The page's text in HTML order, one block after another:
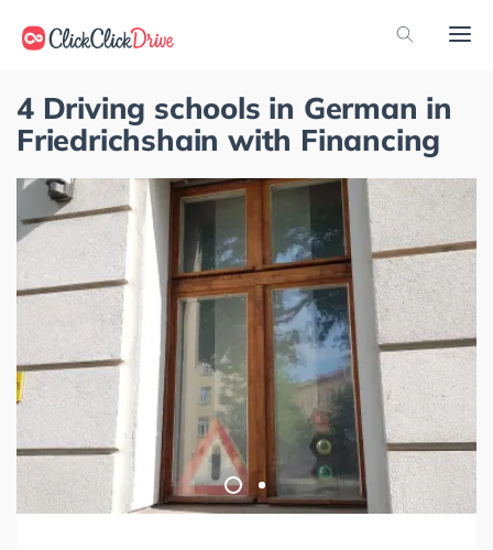
4 Driving schools in German in
Friedrichshain with Financing